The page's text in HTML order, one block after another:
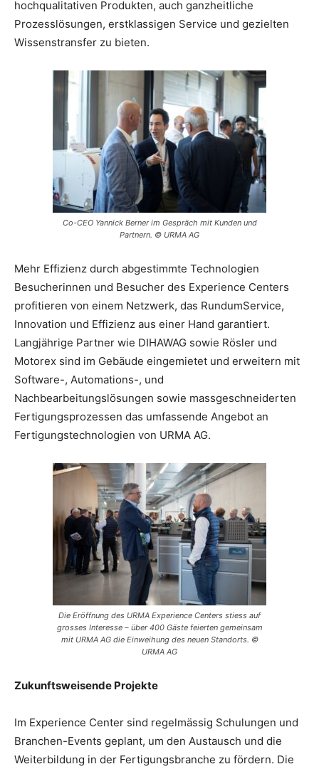
hochqualitativen Produkten, auch ganzheitliche
Prozesslösungen, erstklassigen Service und gezielten
Wissenstransfer zu bieten.
Co-CEO Yannick Berner im Gespräch mit Kunden und
Partnern. © URMA AG
Mehr Effizienz durch abgestimmte Technologien
Besucherinnen und Besucher des Experience Centers
profitieren von einem Netzwerk, das RundumService,
Innovation und Effizienz aus einer Hand garantiert.
Langjährige Partner wie DIHAWAG sowie Rösler und
Motorex sind im Gebäude eingemietet und erweitern mit
Software-, Automations-, und
Nachbearbeitungslösungen sowie massgeschneiderten
Fertigungsprozessen das umfassende Angebot an
Fertigungstechnologien von URMA AG.
Die Eröffnung des URMA Experience Centers stiess auf
grosses Interesse – über 400 Gäste feierten gemeinsam
mit URMA AG die Einweihung des neuen Standorts. ©
URMA AG
Zukunftsweisende Projekte
Im Experience Center sind regelmässig Schulungen und
Branchen-Events geplant, um den Austausch und die
Weiterbildung in der Fertigungsbranche zu fördern. Die